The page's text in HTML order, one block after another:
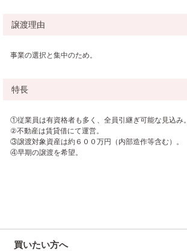
譲渡理由
事業の選択と集中のため。
特長
①従業員は有資格者も多く、全員引継ぎ可能な見込み。
②不動産は賃貸借にて運営。
③譲渡対象資産は約６００万円（内部造作等含む）。
④早期の譲渡を希望。
買いたい方へ